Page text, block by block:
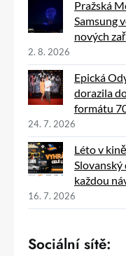
Pražská
Samsung
nových
2. 8. 2026
Epická
dorazila
formátu
24. 7. 2026
Léto v
každou
16. 7. 2026
Sociální sítě: